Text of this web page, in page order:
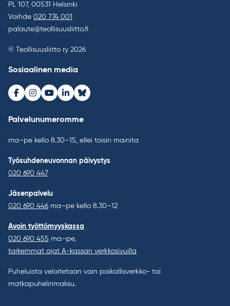
PL 107, 00531 Helsinki
Vaihde 020 774 001
palaute@teollisuusliitto.fi
© Teollisuusliitto ry 2026
Sosiaalinen media
Facebook
Instagram
Youtube
LinkedInBluesky
Palvelunumeromme
ma–pe kello 8.30–15, ellei toisin mainita
Työsuhdeneuvonnan päivystys
020 690 447
Jäsenpalvelu
020 690 446 ma–pe kello 8.30–12
Avoin työttömyyskassa
020 690 455 ma–pe,
tarkemmat ajat A-kassan verkkosivuilla
Puheluista veloitetaan vain paikallisverkko- tai
matkapuhelinmaksu.